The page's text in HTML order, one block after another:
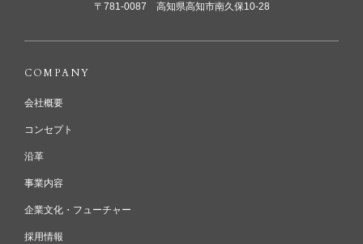
〒781-0087 高知県高知市南久保10-28
COMPANY
会社概要
コンセプト
沿革
事業内容
企業文化・フューチャー
採用情報